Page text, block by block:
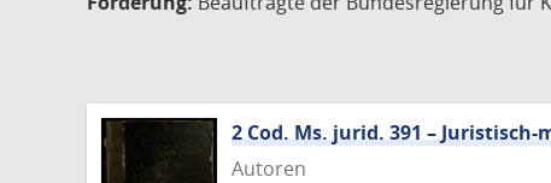
2 Cod. Ms. jurid. 391 –
Autoren